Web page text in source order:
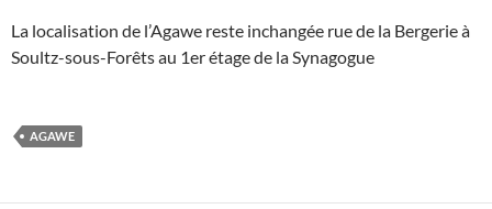
La localisation de l’Agawe reste inchangée rue de la Bergerie à
Soultz-sous-Forêts au 1er étage de la Synagogue
AGAWE